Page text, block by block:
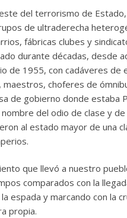
del terrorismo de
de ultraderecha
fábricas clubes y
durante décadas, desde
de 1955, con cadáveres
maestros, choferes de
de gobierno donde estaba
del odio de clase y
al estado mayor de una
que llevó a nuestro
comparados con la
espada y marcando con la
propia.